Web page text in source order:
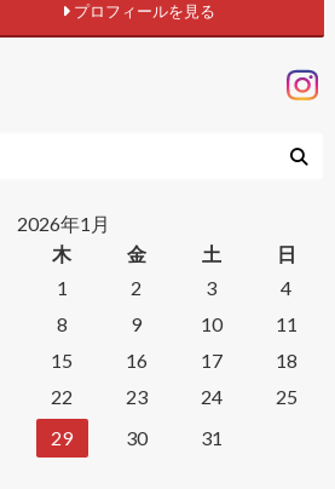
プロフィールを見る
2026年1月
木 金 土
日
1
2 3
4
8 9 10
11
15 16 17
18
22 23 24
25
29 30
31